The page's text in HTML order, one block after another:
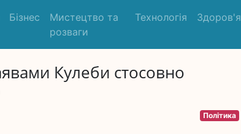
Бізнес
Мистецтво та
розваги
Технологія Здоров'я
Кулеби стосовно
Політика